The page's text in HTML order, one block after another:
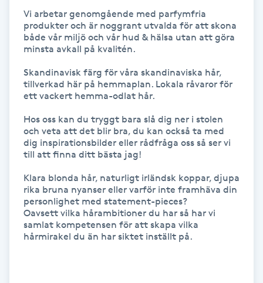
Gellack
Gellack med förstärkning
Gravidmassage
Gruppträning
Gua Sha-massage
Hatha Yoga
Vi arbetar genomgående med parfymfria
produkter och är noggrant utvalda för att skona
både vår miljö och vår hud & hälsa utan att göra
minsta avkall på kvalitén.
Skandinavisk färg för våra skandinaviska hår,
tillverkad här på hemmaplan. Lokala råvaror för
ett vackert hemma-odlat hår.
Hos oss kan du tryggt bara slå dig ner i stolen
och veta att det blir bra, du kan också ta med
dig inspirationsbilder eller rådfråga oss så ser vi
till att finna ditt bästa jag!
Klara blonda hår, naturligt irländsk koppar, djupa
rika bruna nyanser eller varför inte framhäva din
personlighet med statement-pieces?
Oavsett vilka hårambitioner du har så har vi
samlat kompetensen för att skapa vilka
hårmirakel du än har siktet inställt på.